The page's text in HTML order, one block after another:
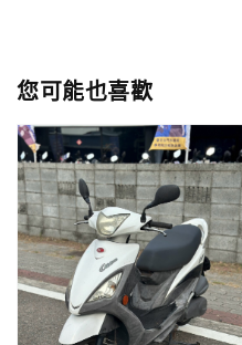
您可能也喜歡